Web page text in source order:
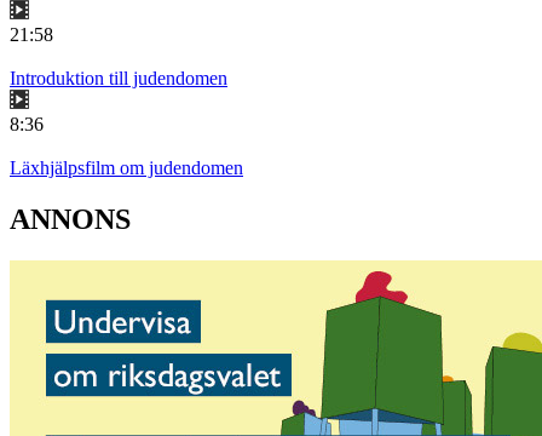
21:58
Introduktion till judendomen
8:36
Läxhjälpsfilm om judendomen
ANNONS